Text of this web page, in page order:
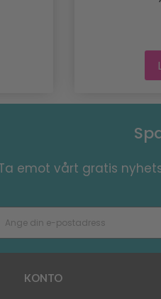
emot vårt gratis
KONTO